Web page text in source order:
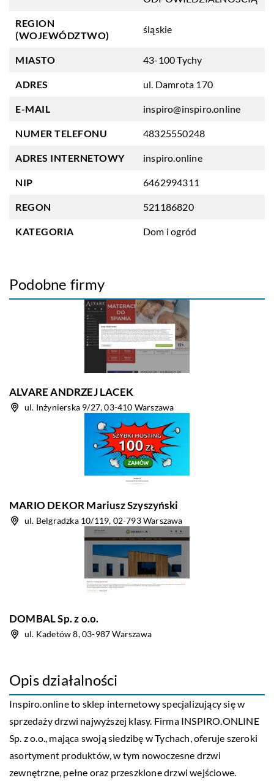
REGION
(WOJEWÓDZTWO)
śląskie
MIASTO 43-100 Tychy
ADRES ul. Damrota 170
E-MAIL inspiro@inspiro.online
NUMER TELEFONU 48325550248
ADRES INTERNETOWY inspiro.online
NIP 6462994311
REGON 521186820
KATEGORIA Dom i ogród
Podobne firmy
ALVARE ANDRZEJ LACEK
ul. Inżynierska 9/27, 03-410 Warszawa
MARIO DEKOR Mariusz Szyszyński
ul. Belgradzka 10/119, 02-793 Warszawa
DOMBAL Sp. z o.o.
ul. Kadetów 8, 03-987 Warszawa
Opis działalności
Inspiro.online to sklep internetowy specjalizujący się w
sprzedaży drzwi najwyższej klasy. Firma INSPIRO.ONLINE
Sp. z o.o., mająca swoją siedzibę w Tychach, oferuje szeroki
asortyment produktów, w tym nowoczesne drzwi
zewnętrzne, pełne oraz przeszklone drzwi wejściowe.